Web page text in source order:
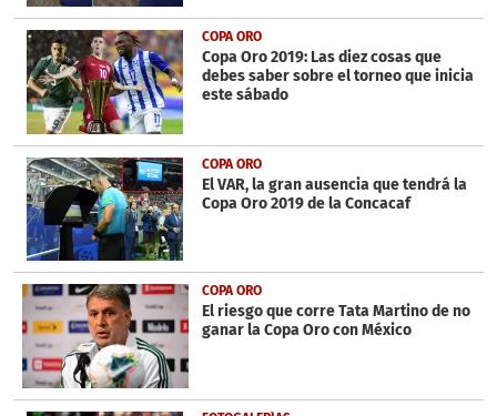
COPA ORO
Copa Oro 2019: Las diez cosas que
debes saber sobre el torneo que inicia
este sábado
COPA ORO
El VAR, la gran ausencia que tendrá la
Copa Oro 2019 de la Concacaf
COPA ORO
El riesgo que corre Tata Martino de no
ganar la Copa Oro con México